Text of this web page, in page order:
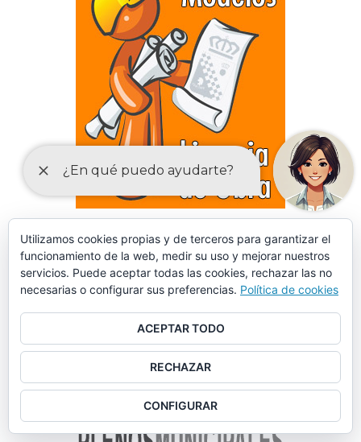
DECLARACIONES RESPONSABLES Y COMUNICACIONES
PREVIAS PARA EL EJERCICIO DE ACTIVIDADES
Utilizamos cookies propias y de terceros para garantizar el
funcionamiento de la web, medir su uso y mejorar nuestros
servicios. Puede aceptar todas las cookies, rechazar las no
necesarias o configurar sus preferencias. Política de cookies
ACEPTAR TODO
RECHAZAR
CONFIGURAR